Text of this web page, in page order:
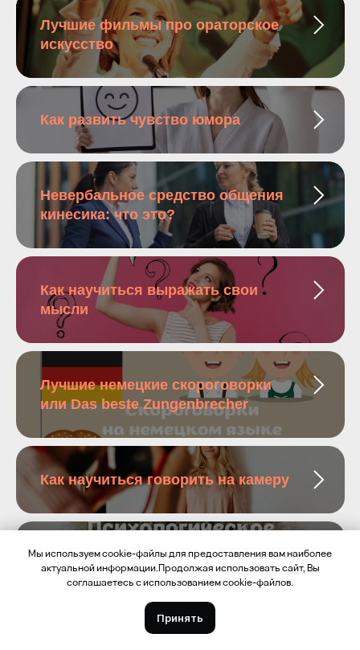
Мы используем cookie-файлы для предоставления вам наиболее
актуальной информации.Продолжая использовать сайт, Вы
соглашаетесь с использованием cookie-файлов.
Принять
Лучшие фильмы про ораторское
искусство
Как развить чувство юмора
Невербальное средство общения
кинесика: что это?
Как научиться выражать свои
мысли
Лучшие немецкие скороговорки
или Das beste Zungenbrecher
Как научиться говорить на камеру
Как влиять на людей: методы
психологического воздействия